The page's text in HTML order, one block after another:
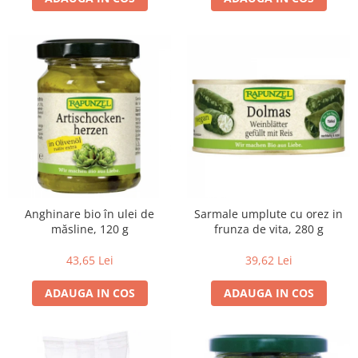
Indulcitori bio
Inghetata bio si decoratiuni
Ingrediente bio pentru copt
Masline bio si antipasti
Antipasti bio
Masline bio
Pesto bio
Musli si terci
Fulgi din cereale bio
Orez bio si leguminoase
Legume bio
Anghinare bio în ulei de
măsline, 120 g
43,65 Lei
ADAUGA IN COS
Sarmale umplute cu orez in
frunza de vita, 280 g
39,62 Lei
ADAUGA IN COS